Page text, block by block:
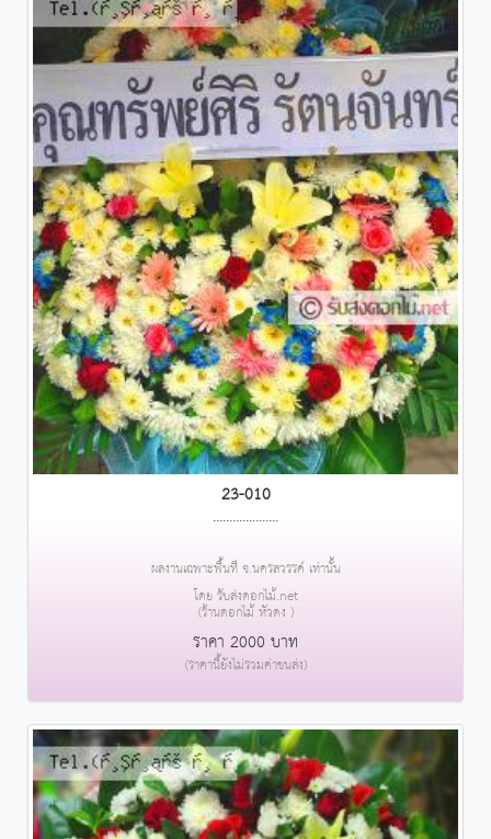
23-010
....................
ผลงานเฉพาะพื้นที่ จ.นครสวรรค์ เท่านั้น
โดย รับส่งดอกไม้.net
(ร้านดอกไม้ หัวดง )
ราคา 2000 บาท
(ราคานี้ยังไม่รวมค่าขนส่ง)